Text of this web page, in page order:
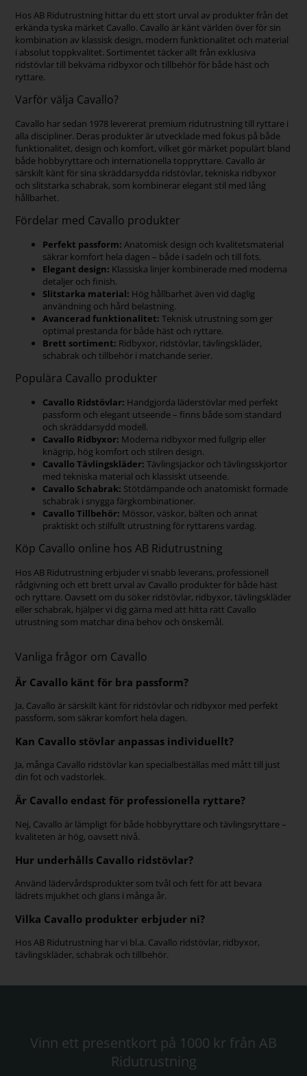
Hos AB Ridutrustning hittar du ett stort urval av produkter från det
erkända tyska märket Cavallo. Cavallo är känt världen över för sin
kombination av klassisk design, modern funktionalitet och material
i absolut toppkvalitet. Sortimentet täcker allt från exklusiva
ridstövlar till bekväma ridbyxor och tillbehör för både häst och
ryttare.
Varför välja Cavallo?
Cavallo har sedan 1978 levererat premium ridutrustning till ryttare i
alla discipliner. Deras produkter är utvecklade med fokus på både
funktionalitet, design och komfort, vilket gör märket populärt bland
både hobbyryttare och internationella toppryttare. Cavallo är
särskilt känt för sina skräddarsydda ridstövlar, tekniska ridbyxor
och slitstarka schabrak, som kombinerar elegant stil med lång
hållbarhet.
Fördelar med Cavallo produkter
Perfekt passform: Anatomisk design och kvalitetsmaterial
säkrar komfort hela dagen – både i sadeln och till fots.
Elegant design: Klassiska linjer kombinerade med moderna
detaljer och finish.
Slitstarka material: Hög hållbarhet även vid daglig
användning och hård belastning.
Avancerad funktionalitet: Teknisk utrustning som ger
optimal prestanda för både häst och ryttare.
Brett sortiment: Ridbyxor, ridstövlar, tävlingskläder,
schabrak och tillbehör i matchande serier.
Populära Cavallo produkter
Cavallo Ridstövlar: Handgjorda läderstövlar med perfekt
passform och elegant utseende – finns både som standard
och skräddarsydd modell.
Cavallo Ridbyxor: Moderna ridbyxor med fullgrip eller
knägrip, hög komfort och stilren design.
Cavallo Tävlingskläder: Tävlingsjackor och tävlingsskjortor
med tekniska material och klassiskt utseende.
Cavallo Schabrak: Stötdämpande och anatomiskt formade
schabrak i snygga färgkombinationer.
Cavallo Tillbehör: Mössor, väskor, bälten och annat
praktiskt och stilfullt utrustning för ryttarens vardag.
Köp Cavallo online hos AB Ridutrustning
Hos AB Ridutrustning erbjuder vi snabb leverans, professionell
rådgivning och ett brett urval av Cavallo produkter för både häst
och ryttare. Oavsett om du söker ridstövlar, ridbyxor, tävlingskläder
eller schabrak, hjälper vi dig gärna med att hitta rätt Cavallo
utrustning som matchar dina behov och önskemål.
Vanliga frågor om Cavallo
Är Cavallo känt för bra passform?
Ja, Cavallo är särskilt känt för ridstövlar och ridbyxor med perfekt
passform, som säkrar komfort hela dagen.
Kan Cavallo stövlar anpassas individuellt?
Ja, många Cavallo ridstövlar kan specialbeställas med mått till just
din fot och vadstorlek.
Är Cavallo endast för professionella ryttare?
Nej, Cavallo är lämpligt för både hobbyryttare och tävlingsryttare –
kvaliteten är hög, oavsett nivå.
Hur underhålls Cavallo ridstövlar?
Använd lädervårdsprodukter som tvål och fett för att bevara
lädrets mjukhet och glans i många år.
Vilka Cavallo produkter erbjuder ni?
Hos AB Ridutrustning har vi bl.a. Cavallo ridstövlar, ridbyxor,
tävlingskläder, schabrak och tillbehör.
Vinn ett presentkort på 1000 kr från AB
Ridutrustning